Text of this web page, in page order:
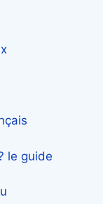
le guide